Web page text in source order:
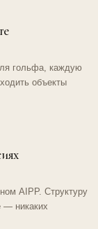
гольфа, каждую
объекты
AIPP. Структуру
— никаких